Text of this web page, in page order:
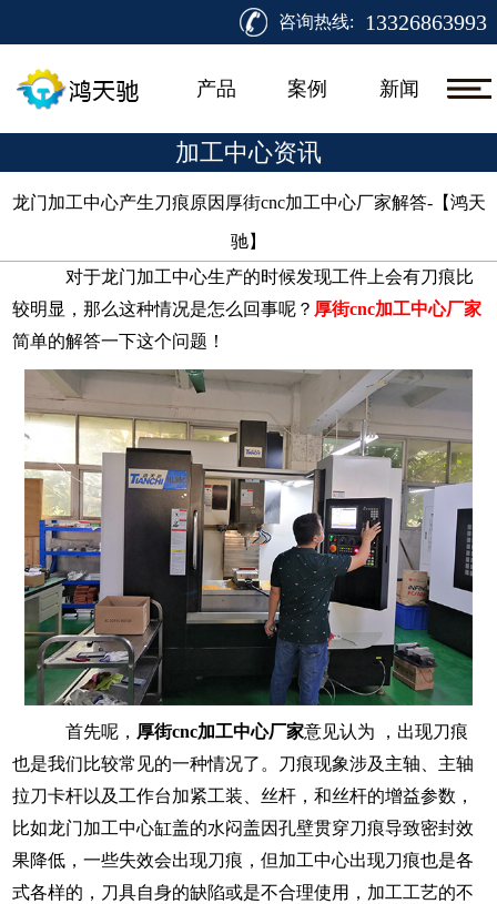
咨询热线: 13326863993
产品 案例 新闻
加工中心资讯
龙门加工中心产生刀痕原因厚街cnc加工中心厂家解答-【鸿天
驰】​
对于龙门加工中心生产的时候发现工件上会有刀痕比
较明显，那么这种情况是怎么回事呢？ 厚街cnc加工中心厂家
简单的解答一下这个问题！
首先呢， 厚街cnc加工中心厂家意见认为 ，出现刀痕
也是我们比较常见的一种情况了。
刀痕现象涉及主轴、主轴
拉刀卡杆以及工作台加紧工装、丝杆，和丝杆的增益参数，
比如龙门加工中心缸盖的水闷盖因孔壁贯穿刀痕导致密封效
果降低，一些失效会出现刀痕，但加工中心出现刀痕也是各
式各样的，刀具自身的缺陷或是不合理使用，加工工艺的不